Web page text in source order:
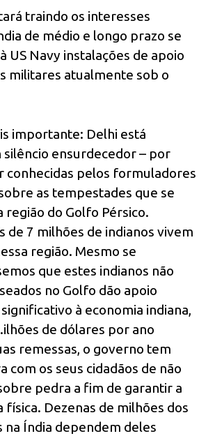
traindo os interesses
de médio e longo prazo se
US Navy instalações de apoio
militares atualmente sob o
importante: Delhi está
silêncio ensurdecedor – por
conhecidas pelos formuladores
as tempestades que se
região do Golfo Pérsico.
de 7 milhões de indianos vivem
região. Mesmo se
que estes indianos não
no Golfo dão apoio
à economia indiana,
de dólares por ano
remessas, o governo tem
com os seus cidadãos de não
pedra a fim de garantir a
física. Dezenas de milhões dos
na Índia dependem deles